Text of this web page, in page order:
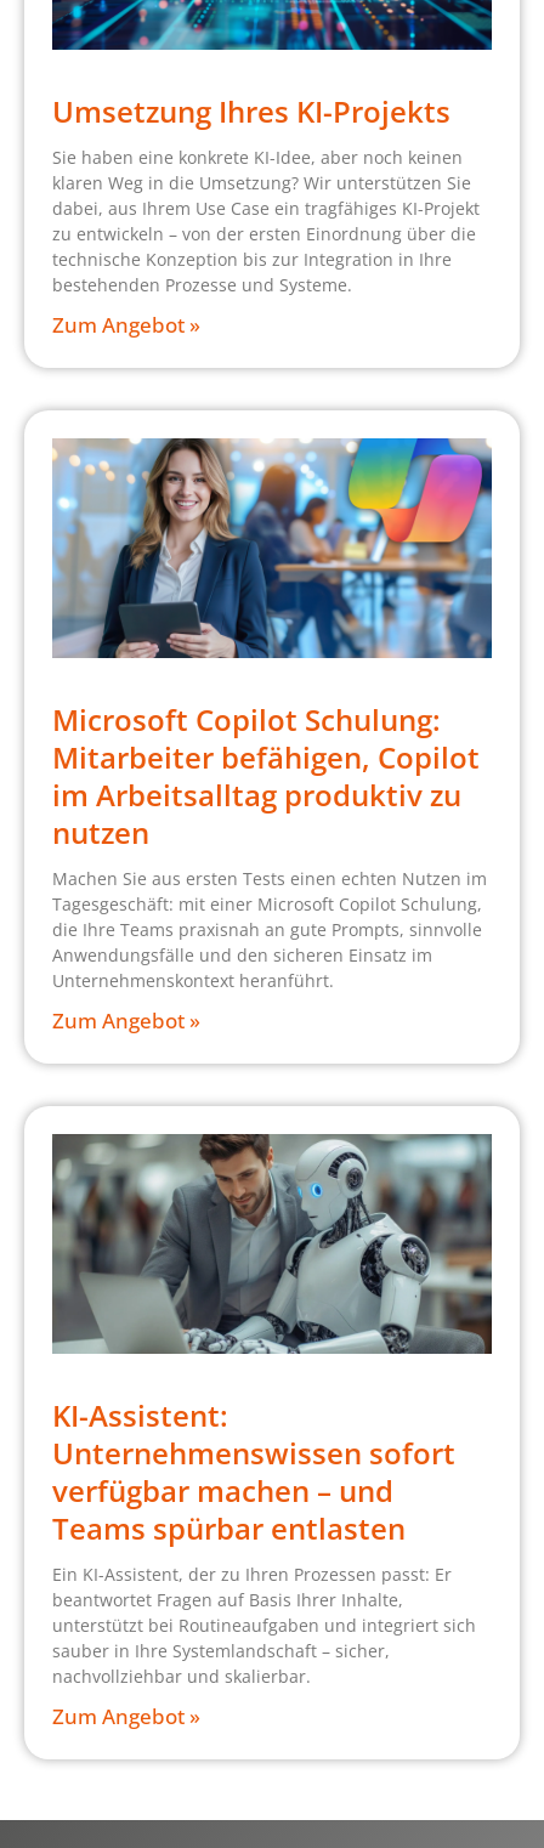
Umsetzung Ihres KI-Projekts
Sie haben eine konkrete KI-Idee, aber noch keinen
klaren Weg in die Umsetzung? Wir unterstützen Sie
dabei, aus Ihrem Use Case ein tragfähiges KI-Projekt
zu entwickeln – von der ersten Einordnung über die
technische Konzeption bis zur Integration in Ihre
bestehenden Prozesse und Systeme.
Zum Angebot »
Microsoft Copilot Schulung:
Mitarbeiter befähigen, Copilot
im Arbeitsalltag produktiv zu
nutzen
Machen Sie aus ersten Tests einen echten Nutzen im
Tagesgeschäft: mit einer Microsoft Copilot Schulung,
die Ihre Teams praxisnah an gute Prompts, sinnvolle
Anwendungsfälle und den sicheren Einsatz im
Unternehmenskontext heranführt.
Zum Angebot »
KI-Assistent:
Unternehmenswissen sofort
verfügbar machen – und
Teams spürbar entlasten
Ein KI-Assistent, der zu Ihren Prozessen passt: Er
beantwortet Fragen auf Basis Ihrer Inhalte,
unterstützt bei Routineaufgaben und integriert sich
sauber in Ihre Systemlandschaft – sicher,
nachvollziehbar und skalierbar.
Zum Angebot »